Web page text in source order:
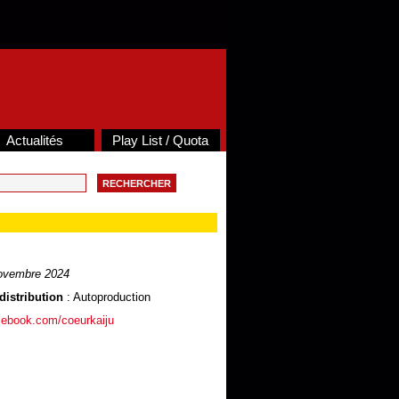
Actualités Play List / Quota
2024
: Autoproduction
coeurkaiju